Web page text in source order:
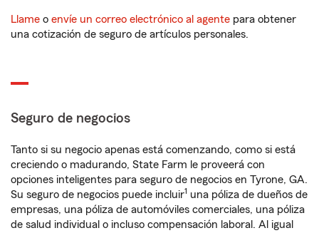
Llame o envíe un correo electrónico al agente para obtener
una cotización de seguro de artículos personales.
Seguro de negocios
Tanto si su negocio apenas está comenzando, como si está
creciendo o madurando, State Farm le proveerá con
opciones inteligentes para seguro de negocios en Tyrone, GA.
Su seguro de negocios puede incluir1 una póliza de dueños de
empresas, una póliza de automóviles comerciales, una póliza
de salud individual o incluso compensación laboral. Al igual